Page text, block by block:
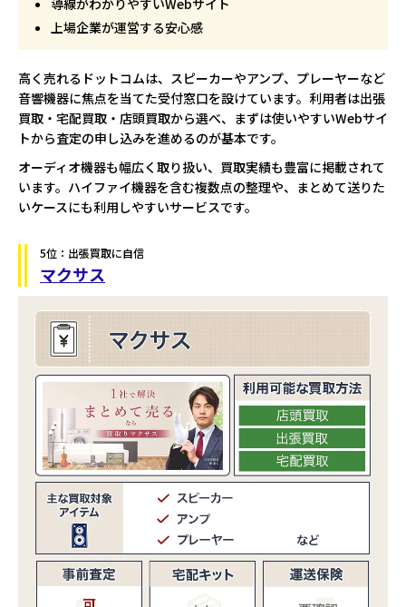
上場企業が運営する安心感
高く売れるドットコムは、スピーカーやアンプ、プレーヤーなど
音響機器に焦点を当てた受付窓口を設けています。利用者は出張
買取・宅配買取・店頭買取から選べ、まずは使いやすいWebサイ
トから査定の申し込みを進めるのが基本です。
オーディオ機器も幅広く取り扱い、買取実績も豊富に掲載されて
います。ハイファイ機器を含む複数点の整理や、まとめて送りた
いケースにも利用しやすいサービスです。
5位：出張買取に自信
マクサス